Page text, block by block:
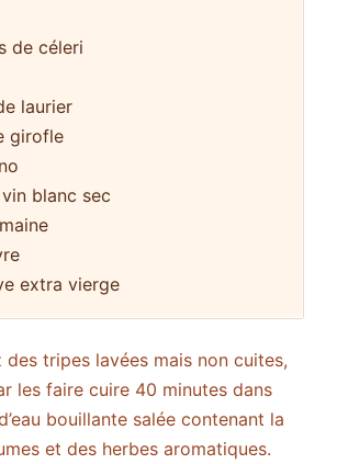
de céleri
laurier
girofle
blanc sec
extra vierge
des tripes lavées mais non cuites,
les faire cuire 40 minutes dans
bouillante salée contenant la
et des herbes aromatiques.